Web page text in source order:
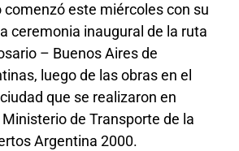
comenzó este miércoles con su
ceremonia inaugural de la ruta
– Buenos Aires de
luego de las obras en el
que se realizaron en
de Transporte de la
Argentina 2000.